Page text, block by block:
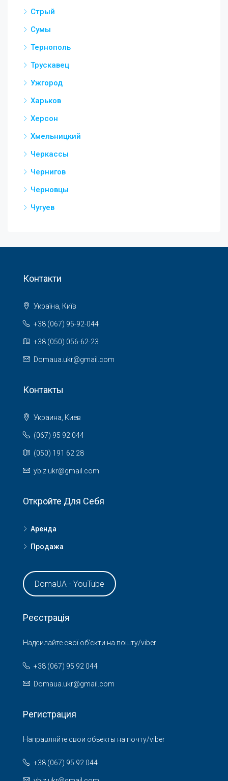
Стрый
Сумы
Тернополь
Трускавец
Ужгород
Харьков
Херсон
Хмельницкий
Черкассы
Чернигов
Черновцы
Чугуев
Контакти
Україна, Київ
+38 (067) 95-92-044
+38 (050) 056-62-23
Domaua.ukr@gmail.com
Контакты
Украина, Киев
(067) 95 92 044
(050) 191 62 28
ybiz.ukr@gmail.com
Откройте Для Себя
Аренда
Продажа
DomaUA - YouTube
Реєстрація
Надсилайте свої об'єкти на пошту/viber
+38 (067) 95 92 044
Domaua.ukr@gmail.com
Регистрация
Направляйте свои объекты на почту/viber
+38 (067) 95 92 044